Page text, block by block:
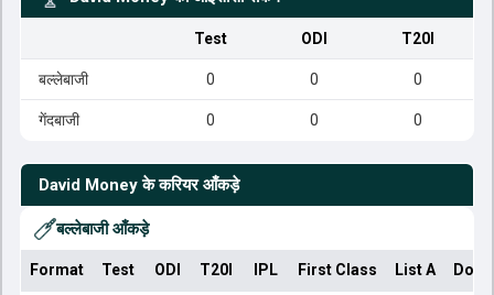
Test ODI T20I
बल्लेबाजी 0 0 0
गेंदबाजी 0 0 0
David Money के करियर आँकड़े
बल्लेबाजी आँकड़े
Format Test ODI T20I IPL First Class List A